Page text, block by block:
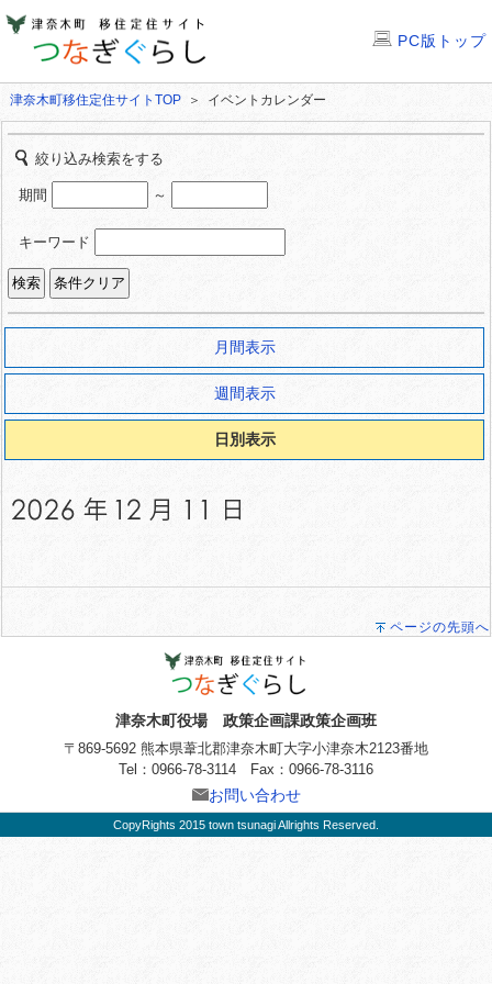
PC版トップ
津奈木町移住定住サイトTOP ＞ イベントカレンダー
絞り込み検索をする
期間 ～
キーワード
月間表示
週間表示
日別表示
ページの先頭へ
津奈木町役場 政策企画課政策企画班
〒869-5692 熊本県葦北郡津奈木町大字小津奈木2123番地
Tel：0966-78-3114 Fax：0966-78-3116
お問い合わせ
CopyRights 2015 town tsunagi Allrights Reserved.